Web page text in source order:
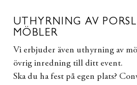
UTHYRNING AV
MÖBLER
Vi erbjuder även uthyrning av
övrig inredning till ditt event.
Ska du ha fest på egen plats?